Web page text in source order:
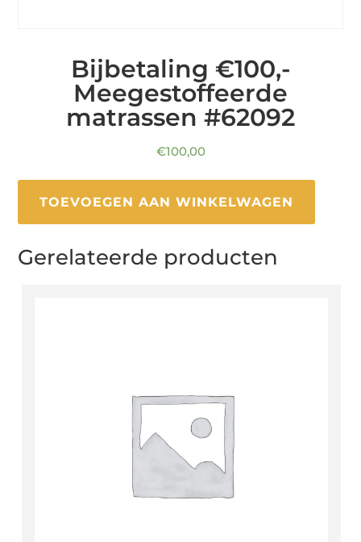
Bijbetaling €100,-
Meegestoffeerde
matrassen #62092
€100,00
TOEVOEGEN AAN WINKELWAGEN
Gerelateerde producten